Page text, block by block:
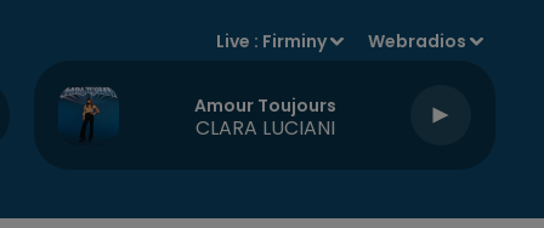
Live : Firminy Webradios
Amour Toujours
CLARA LUCIANI